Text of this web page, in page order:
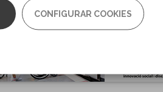
CONFIGURAR COOKIES